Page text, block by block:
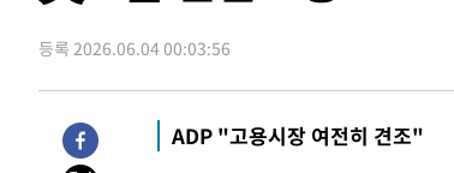
1시간 전 >손흥민, 5경기 연속골 실패…LAFC는 승부차기 끝
3시간 전 >내일까지 39도 '펄펄'…기상청 "태풍 지나며 폭
-25401초 전 >
'월드컵 탈락 후폭풍' 축구협회…11시간 걸
-24837초 전 >
[속보] 뉴욕증시, 혼조 출발…나스닥
등록 2026.06.04 00:03:56
ADP "고용시장 여전히 견조"